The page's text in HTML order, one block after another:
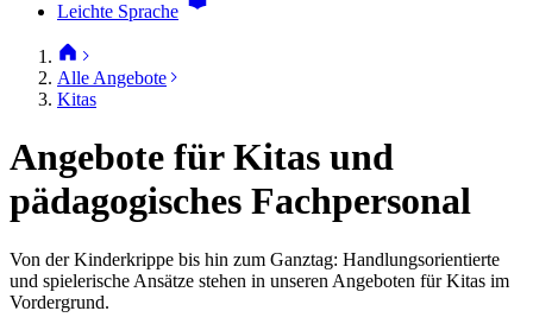
Leichte Sprache
Alle Angebote
Kitas
Angebote für Kitas und
pädagogisches Fachpersonal
Von der Kinderkrippe bis hin zum Ganztag: Handlungsorientierte
und spielerische Ansätze stehen in unseren Angeboten für Kitas im
Vordergrund.